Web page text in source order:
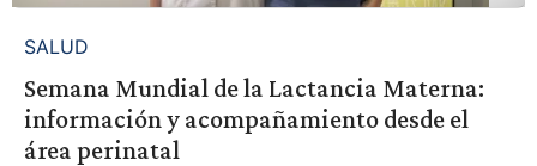
SALUD
Semana Mundial de la Lactancia Materna:
información y acompañamiento desde el
área perinatal